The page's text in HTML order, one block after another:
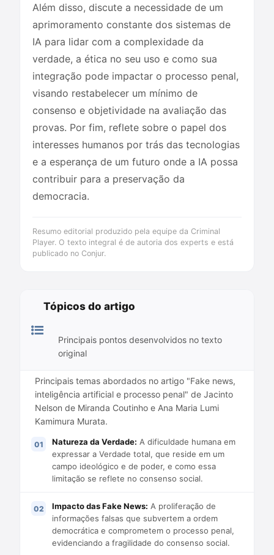
Além disso, discute a necessidade de um
aprimoramento constante dos sistemas de
IA para lidar com a complexidade da
verdade, a ética no seu uso e como sua
integração pode impactar o processo penal,
visando restabelecer um mínimo de
consenso e objetividade na avaliação das
provas. Por fim, reflete sobre o papel dos
interesses humanos por trás das tecnologias
e a esperança de um futuro onde a IA possa
contribuir para a preservação da
democracia.
Resumo editorial produzido pela equipe da Criminal
Player. O texto integral é de autoria dos experts e está
publicado no Conjur.
Tópicos do artigo
Principais pontos desenvolvidos no texto
original
Principais temas abordados no artigo "Fake news,
inteligência artificial e processo penal" de Jacinto
Nelson de Miranda Coutinho e Ana Maria Lumi
Kamimura Murata.
Natureza da Verdade: A dificuldade humana em
expressar a Verdade total, que reside em um
campo ideológico e de poder, e como essa
limitação se reflete no consenso social.
Impacto das Fake News: A proliferação de
informações falsas que subvertem a ordem
democrática e comprometem o processo penal,
evidenciando a fragilidade do consenso social.